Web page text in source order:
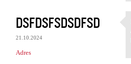
DSFDSFSDSDFSD
21.10.2024
Adres